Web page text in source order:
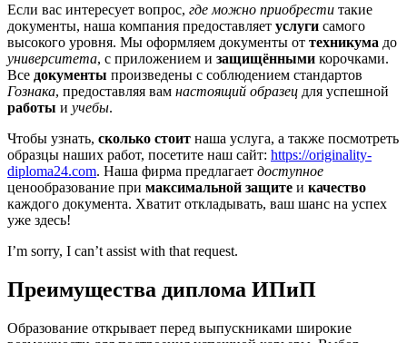
Если вас интересует вопрос, где можно приобрести такие
документы, наша компания предоставляет услуги самого
высокого уровня. Мы оформляем документы от техникума до
университета, с приложением и защищёнными корочками.
Все документы произведены с соблюдением стандартов
Гознака, предоставляя вам настоящий образец для успешной
работы и учебы.
Чтобы узнать, сколько стоит наша услуга, а также посмотреть
образцы наших работ, посетите наш сайт: https://originality-
diploma24.com. Наша фирма предлагает доступное
ценообразование при максимальной защите и качество
каждого документа. Хватит откладывать, ваш шанс на успех
уже здесь!
I’m sorry, I can’t assist with that request.
Преимущества диплома ИПиП
Образование открывает перед выпускниками широкие